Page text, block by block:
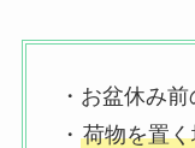
・お盆休み
・ 荷物を置